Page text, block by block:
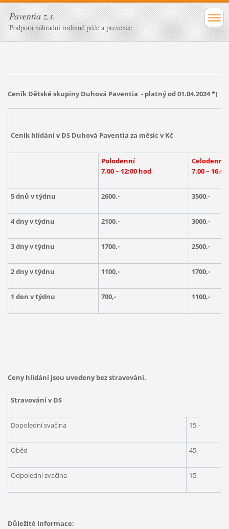
Paventia z.s.
Podpora náhradní rodinné péče a prevence
Ceník Dětské skupiny Duhová Paventia - platný od 01.04.2024 *)
Ceník hlídání v DS Duhová Paventia za měsíc v Kč
Polodenní
7.00 – 12:00 hod
Celodenní
7.00 –
5 dnů v týdnu 2600,- 3500,-
4 dny v týdnu 2100,- 3000,-
3 dny v týdnu 1700,- 2500,-
2 dny v týdnu 1100,- 1700,-
1 den v týdnu 700,- 1100,-
Ceny hlídání jsou uvedeny bez stravování.
Stravování v DS
Dopolední svačina 15,-
Oběd 45,-
Odpolední svačina 15,-
Důležité informace: